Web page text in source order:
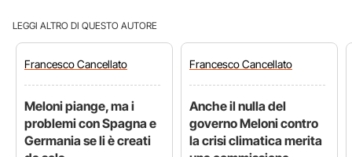
LEGGI ALTRO DI QUESTO AUTORE
FrancescoCancellato
Meloni piange, ma i
problemi con Spagna e
Germania se li è creati
FrancescoCancellato
Anche il nulla del
governo Meloni contro
la crisi climatica merita